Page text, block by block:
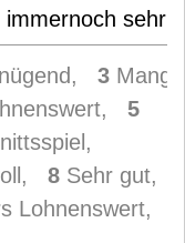
immernoch sehr
3
5
8 Sehr gut,
Lohnenswert,